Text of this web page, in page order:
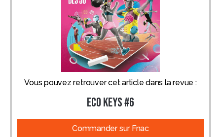
Vous pouvez retrouver cet article dans la revue :
ECO KEYS #6
Commander sur Fnac